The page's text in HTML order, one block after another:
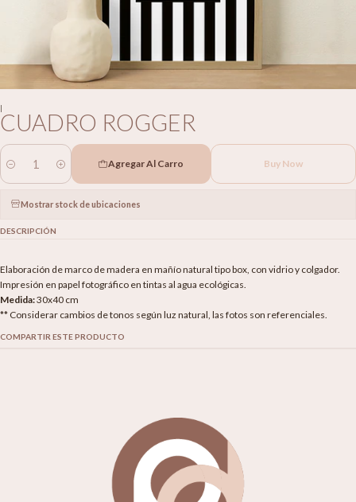
|
CUADRO ROGGER
Cantidad
Agregar Al Carro Buy Now
Mostrar stock de ubicaciones
DESCRIPCIÓN
Elaboración de marco de madera en mañío natural tipo box, con vidrio y colgador.
Impresión en papel fotográfico en tintas al agua ecológicas.
Medida:30x40 cm
** Considerar cambios de tonos según luz natural, las fotos son referenciales.
COMPARTIR ESTE PRODUCTO